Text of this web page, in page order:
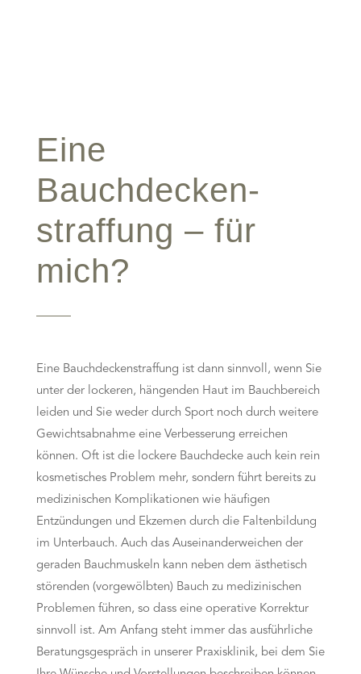
Eine
Bauchdecken­
straffung – für
mich?
Eine Bauchdeckenstraffung ist dann sinnvoll, wenn Sie
unter der lockeren, hängenden Haut im Bauchbereich
leiden und Sie weder durch Sport noch durch weitere
Gewichtsabnahme eine Verbesserung erreichen
können. Oft ist die lockere Bauchdecke auch kein rein
kosmetisches Problem mehr, sondern führt bereits zu
medizinischen Komplikationen wie häufigen
Entzündungen und Ekzemen durch die Faltenbildung
im Unterbauch. Auch das Auseinanderweichen der
geraden Bauchmuskeln kann neben dem ästhetisch
störenden (vorgewölbten) Bauch zu medizinischen
Problemen führen, so dass eine operative Korrektur
sinnvoll ist. Am Anfang steht immer das ausführliche
Beratungsgespräch in unserer Praxisklinik, bei dem Sie